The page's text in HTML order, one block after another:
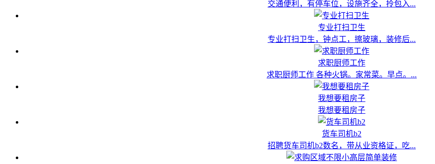
交通便利，有停车位，设施齐全，拎包入...
专业打扫卫生
专业打扫卫生，钟点工，擦玻璃，装修后...
求职厨师工作
求职厨师工作 各种火锅。家常菜。早点。...
我想要租房子
我想要租房子
货车司机b2
招聘货车司机b2数名，带从业资格证，吃...